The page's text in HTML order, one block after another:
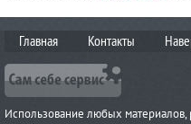
Главная Контакты
Использование любых